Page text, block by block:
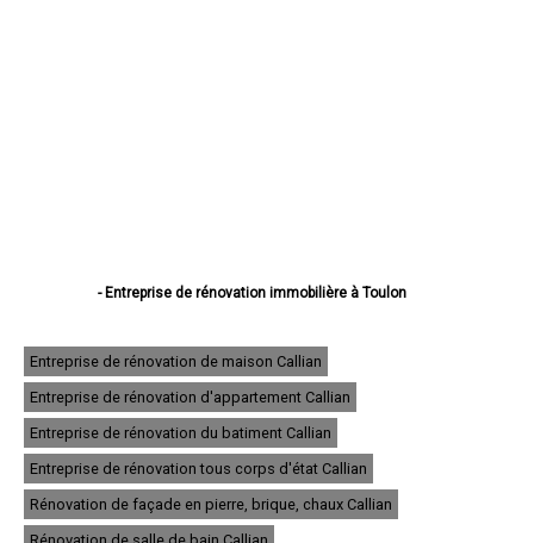
- Entreprise de rénovation immobilière à Toulon
- Entreprise de rénovation immobilière à Fréjus
- Entreprise de rénovation immobilière à Draguignan
- Entreprise de rénovation immobilière à Six-Fours-les-Plages
- Entreprise de rénovation immobilière à Saint-Raphaël
- Entreprise de rénovation immobilière à La Garde
- Entreprise de rénovation immobilière à La Valette-du-Var
- Entreprise de rénovation immobilière à Sanary-sur-Mer
- Entreprise de rénovation immobilière à La Crau
- Entreprise de rénovation immobilière à Brignoles
Entreprise de rénovation de maison Callian
Entreprise de rénovation d'appartement Callian
Entreprise de rénovation du batiment Callian
Entreprise de rénovation tous corps d'état Callian
Rénovation de façade en pierre, brique, chaux Callian